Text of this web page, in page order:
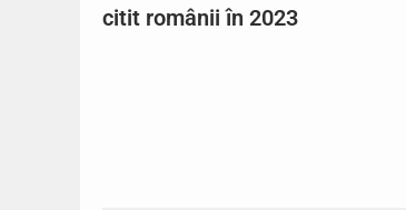
citit românii în 2023